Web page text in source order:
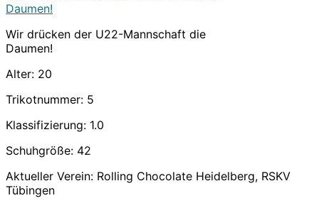
Wir drücken der U22-Mannschaft die
Daumen!
Alter: 20
Trikotnummer: 5
Klassifizierung: 1.0
Schuhgröße: 42
Aktueller Verein: Rolling Chocolate Heidelberg, RSKV
Tübingen